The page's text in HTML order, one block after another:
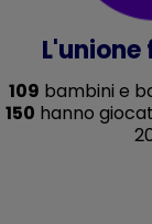
109 bambini e
150 hanno